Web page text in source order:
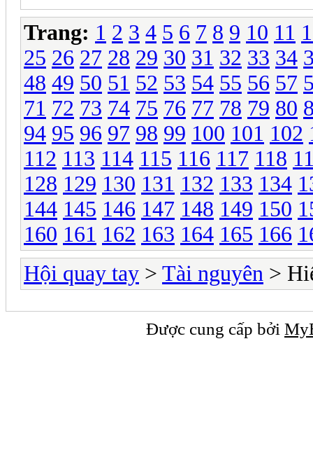
Trang: 1 2 3 4 5 6 7 8 9 10 11
25 26 27 28 29 30 31 32 33 34
48 49 50 51 52 53 54 55 56 57
71 72 73 74 75 76 77 78 79 80
94 95 96 97 98 99 100 101 102
112 113 114 115 116 117 118
128 129 130 131 132 133 134
144 145 146 147 148 149 150
160 161 162 163 164 165 166
Hội quay tay > Tài nguyên >
Được cung cấp bởi